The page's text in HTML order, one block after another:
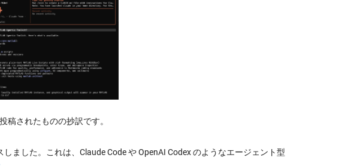
稿されたものの抄訳です。
ました。これは、Claude Code や OpenAI Codex のようなエージェント型